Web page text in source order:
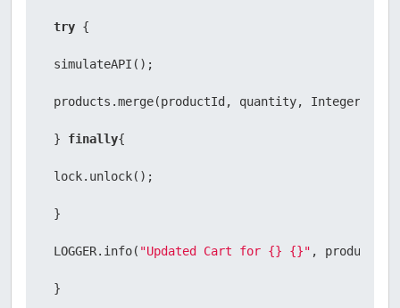
try {
simulateAPI();
products.merge(productId, quantity,
} finally{
lock.unlock();
}
LOGGER.info( "Updated Cart for {} {}" ,
}